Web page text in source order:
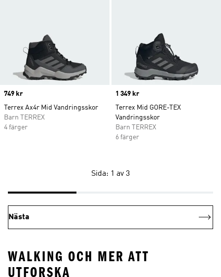
Price
749 kr
Terrex Ax4r Mid Vandringsskor
Barn TERREX
4 färger
Price
1 349 kr
Terrex Mid GORE-TEX
Vandringsskor
Barn TERREX
6 färger
Sida: 1 av 3
Nästa
WALKING OCH MER ATT
UTFORSKA